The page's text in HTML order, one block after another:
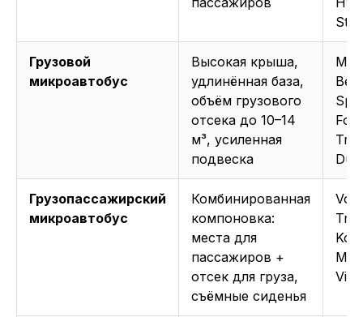
Грузовой
микроавтобус
Высокая крыша,
удлинённая база,
объём грузового
отсека до 10–14
м³, усиленная
подвеска
Ford
Грузопассажирский
микроавтобус
Комбинированная
компоновка:
места для
пассажиров +
отсек для груза,
съёмные сиденья
Vito